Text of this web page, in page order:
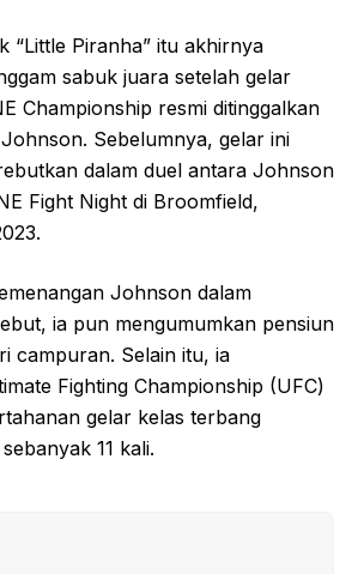
“Little Piranha” itu akhirnya
sabuk juara setelah gelar
Championship resmi ditinggalkan
Sebelumnya, gelar ini
dalam duel antara Johnson
Fight Night di Broomfield,
Johnson dalam
ia pun mengumumkan pensiun
campuran. Selain itu, ia
Fighting Championship (UFC)
gelar kelas terbang
11 kali.